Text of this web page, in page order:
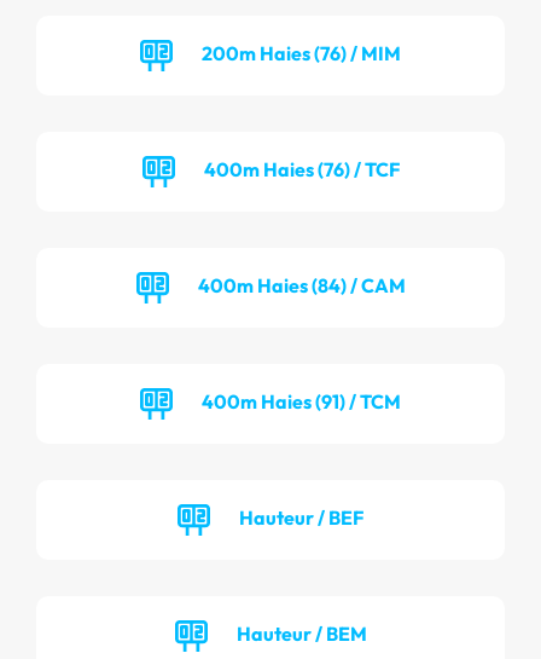
200m Haies (76) / MIM
400m Haies (76) / TCF
400m Haies (84) / CAM
400m Haies (91) / TCM
Hauteur / BEF
Hauteur / BEM